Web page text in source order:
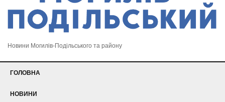
Новини Могилів-Подільського та району
ГОЛОВНА
НОВИНИ